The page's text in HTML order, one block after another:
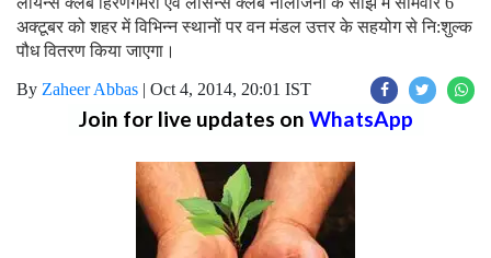
अक्टूबर को शहर में विभिन्न स्थानों पर वन मंडल उत्तर के सहयोग से नि:शुल्क
पौध वितरण किया जाएगा।
By Zaheer Abbas | Oct 4, 2014, 20:01 IST
Join for live updates on WhatsApp